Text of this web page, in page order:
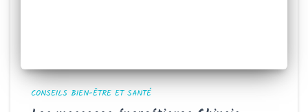
CONSEILS BIEN-ÊTRE ET SANTÉ